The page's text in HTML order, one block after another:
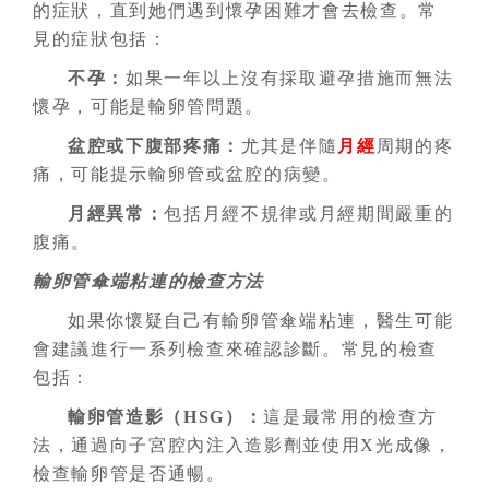
的症狀，直到她們遇到懷孕困難才會去檢查。常
見的症狀包括：
不孕：如果一年以上沒有採取避孕措施而無法
懷孕，可能是輸卵管問題。
盆腔或下腹部疼痛： 尤其是伴隨 月經 周期的疼
痛，可能提示輸卵管或盆腔的病變。
月經異常：包括月經不規律或月經期間嚴重的
腹痛。
輸卵管傘端粘連的檢查方法
如果你懷疑自己有輸卵管傘端粘連，醫生可能
會建議進行一系列檢查來確認診斷。常見的檢查
包括：
輸卵管造影（HSG） ：這是最常用的檢查方
法，通過向子宮腔內注入造影劑並使用X光成像，
檢查輸卵管是否通暢。